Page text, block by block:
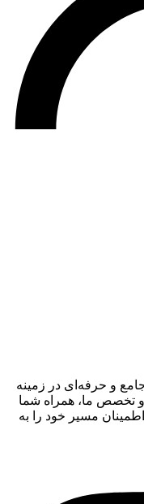
جامع و حرفه‌ای در زمینه
و تخصص ما، همراه شما
مسیر خود را به